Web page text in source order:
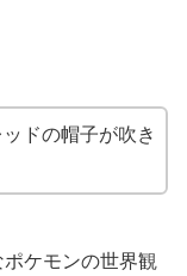
ドの帽子が吹き
ケモンの世界観